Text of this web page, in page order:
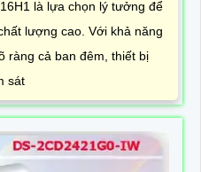
là lựa chọn lý tưởng để
lượng cao. Với khả năng
ràng cả ban đêm, thiết bị
sát